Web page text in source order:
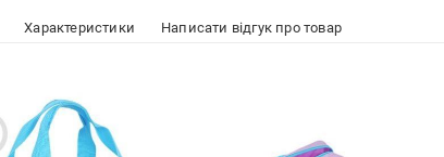
Характеристики Написати відгук про товар